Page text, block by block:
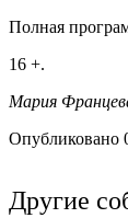
Полная
16 +.
Мария
Опубликовано
Другие